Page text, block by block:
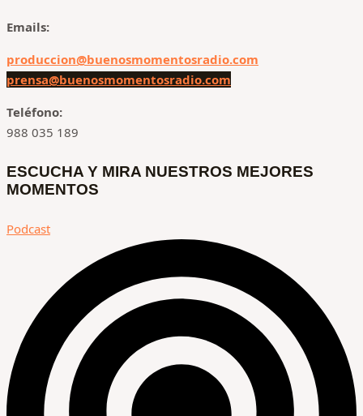
Emails:
produccion@buenosmomentosradio.com
prensa@buenosmomentosradio.com
Teléfono:
988 035 189
ESCUCHA Y MIRA NUESTROS MEJORES
MOMENTOS
Podcast